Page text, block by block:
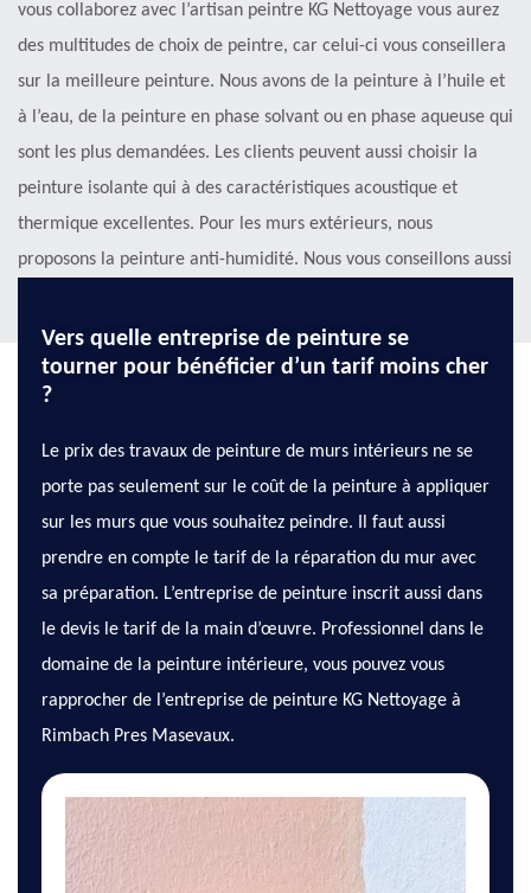
vous collaborez avec l’artisan peintre KG Nettoyage vous aurez
des multitudes de choix de peintre, car celui-ci vous conseillera
sur la meilleure peinture. Nous avons de la peinture à l’huile et
à l’eau, de la peinture en phase solvant ou en phase aqueuse qui
sont les plus demandées. Les clients peuvent aussi choisir la
peinture isolante qui à des caractéristiques acoustique et
thermique excellentes. Pour les murs extérieurs, nous
proposons la peinture anti-humidité. Nous vous conseillons aussi
Vers quelle entreprise de peinture se
tourner pour bénéficier d’un tarif moins cher
?
Le prix des travaux de peinture de murs intérieurs ne se
porte pas seulement sur le coût de la peinture à appliquer
sur les murs que vous souhaitez peindre. Il faut aussi
prendre en compte le tarif de la réparation du mur avec
sa préparation. L’entreprise de peinture inscrit aussi dans
le devis le tarif de la main d’œuvre. Professionnel dans le
domaine de la peinture intérieure, vous pouvez vous
rapprocher de l’entreprise de peinture KG Nettoyage à
Rimbach Pres Masevaux.